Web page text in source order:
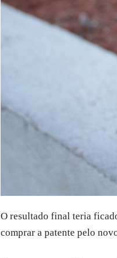
O resultado final teria
comprar a patente pelo